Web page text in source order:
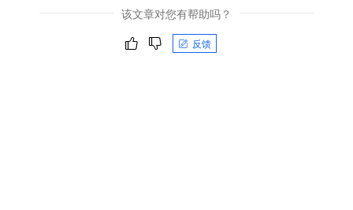
该文章对您有帮助吗？
反馈